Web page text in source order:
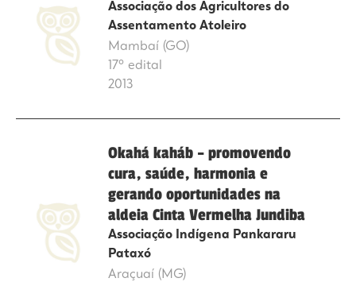
Associação dos Agricultores do
Assentamento Atoleiro
Mambaí (GO)
17º edital
2013
Okahá kaháb – promovendo
cura, saúde, harmonia e
gerando oportunidades na
aldeia Cinta Vermelha Jundiba
Associação Indígena Pankararu
Pataxó
Araçuaí (MG)